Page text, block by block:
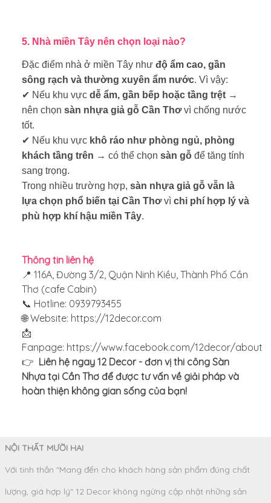
5. Nhà miền Tây nên chọn loại nào?
Đặc điểm nhà ở miền Tây như độ ẩm cao, gần
sông rạch và thường xuyên ẩm nước. Vì vậy:
✔ Nếu khu vực dễ ẩm, gần bếp hoặc tầng trệt →
nên chọn sàn nhựa giả gỗ Cần Thơvì chống nước
tốt.
✔ Nếu khu vực khô ráo như phòng ngủ, phòng
khách tầng trên → có thể chọn sàn gỗ để tăng tính
sang trọng.
Trong nhiều trường hợp, sàn nhựa giả gỗ vẫn là
lựa chọn phổ biến tại Cần Thơvì chi phí hợp lý và
phù hợp khí hậu miền Tây.
Thông tin liên hệ
📍 116A, Đường 3/2, Quận Ninh Kiều, Thành Phố Cần
Thơ (cafe Cabin)
📞 Hotline: 0939793455
🌐 Website: https://12decor.com
📩
Fanpage: https://www.facebook.com/12decor/about
👉 Liên hệ ngay 12 Decor - đơn vị thi công Sàn
Nhựa tại Cần Thơ để được tư vấn về giải pháp và
hoàn thiện không gian sống của bạn!
NỘI THẤT MƯỜI HAI
Với tinh thần "Mang đến cho khách hàng sản phẩm đúng chất
lượng, giá hợp lý" 12 Decor không ngừng cập nhật những sản